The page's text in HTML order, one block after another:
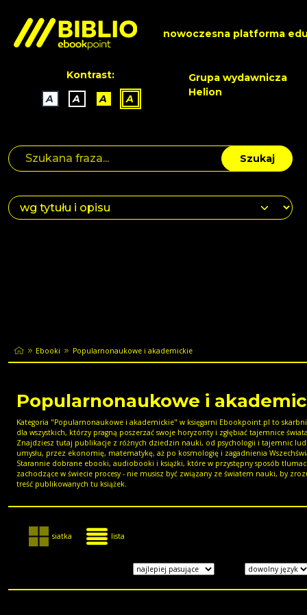
nowoczesna platforma
Kontrast:
A
A A A
Grupa wydawnicza
Helion
Szukaj
Ebooki Popularnonaukowe i akademickie
Popularnonaukowe i
Kategoria "Popularnonaukowe i akademickie" w księgarni Ebookpoint.pl to
dla wszystkich, którzy pragną poszerzać swoje horyzonty i zgłębiać tajemnice
Znajdziesz tutaj publikacje z różnych dziedzin nauki, od psychologii i tajemnic
umysłu, przez ekonomię, matematykę, aż po kosmologię i zagadnienia
Starannie dobrane ebooki, audiobooki i książki, które w przystępny sposób
zachodzące w świecie procesy - nie musisz być związany ze światem nauki, by
treść publikowanych tu książek.
siatka lista